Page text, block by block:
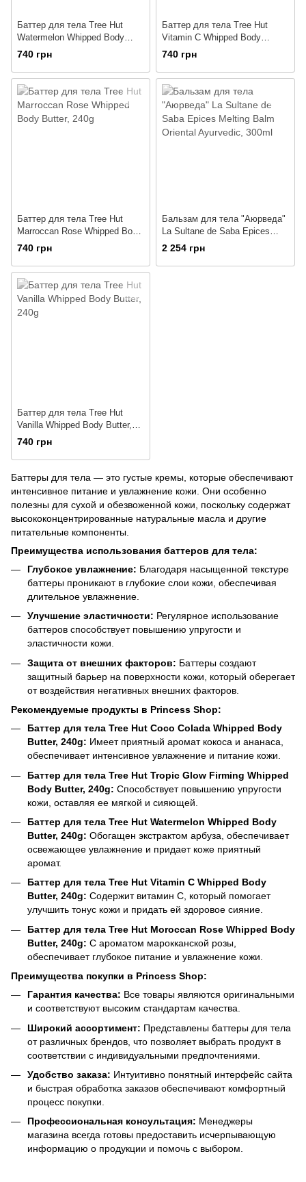
Баттер для тела Tree Hut
Watermelon Whipped Body
Butter, 240g
740 грн
Баттер для тела Tree Hut
Vitamin C Whipped Body
Butter, 240g
740 грн
Баттер для тела Tree Hut
Marroccan Rose Whipped Body
Butter, 240g
740 грн
Бальзам для тела "Аюрведа"
La Sultane de Saba Epices
Melting Balm Oriental
Ayurvedic, 300ml
2 254 грн
Баттер для тела Tree Hut
Vanilla Whipped Body Butter,
240g
740 грн
Баттеры для тела — это густые кремы, которые обеспечивают
интенсивное питание и увлажнение кожи. Они особенно
полезны для сухой и обезвоженной кожи, поскольку содержат
высококонцентрированные натуральные масла и другие
питательные компоненты.​
Преимущества использования баттеров для тела:
Глубокое увлажнение: Благодаря насыщенной текстуре
баттеры проникают в глубокие слои кожи, обеспечивая
длительное увлажнение.​
Улучшение эластичности: Регулярное использование
баттеров способствует повышению упругости и
эластичности кожи.​
Защита от внешних факторов: Баттеры создают
защитный барьер на поверхности кожи, который оберегает
от воздействия негативных внешних факторов.​
Рекомендуемые продукты в Princess Shop:
Баттер для тела Tree Hut Coco Colada Whipped Body
Butter, 240g: Имеет приятный аромат кокоса и ананаса,
обеспечивает интенсивное увлажнение и питание кожи.​
Баттер для тела Tree Hut Tropic Glow Firming Whipped
Body Butter, 240g: Способствует повышению упругости
кожи, оставляя ее мягкой и сияющей.​
Баттер для тела Tree Hut Watermelon Whipped Body
Butter, 240g: Обогащен экстрактом арбуза, обеспечивает
освежающее увлажнение и придает коже приятный
аромат.​
Баттер для тела Tree Hut Vitamin C Whipped Body
Butter, 240g: Содержит витамин C, который помогает
улучшить тонус кожи и придать ей здоровое сияние.​
Баттер для тела Tree Hut Moroccan Rose Whipped Body
Butter, 240g: С ароматом марокканской розы,
обеспечивает глубокое питание и увлажнение кожи.​
Преимущества покупки в Princess Shop:
Гарантия качества: Все товары являются оригинальными
и соответствуют высоким стандартам качества.​
Широкий ассортимент: Представлены баттеры для тела
от различных брендов, что позволяет выбрать продукт в
соответствии с индивидуальными предпочтениями.​
Удобство заказа: Интуитивно понятный интерфейс сайта
и быстрая обработка заказов обеспечивают комфортный
процесс покупки.​
Профессиональная консультация: Менеджеры
магазина всегда готовы предоставить исчерпывающую
информацию о продукции и помочь с выбором.